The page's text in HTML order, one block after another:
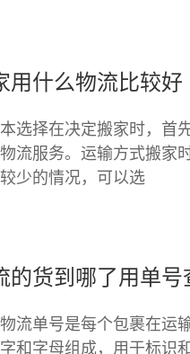
用什么物流比较好
选择在决定搬家时，首
流服务。运输方式搬家
少的情况，可以选
的货到哪了用单号
流单号是每个包裹在运
和字母组成，用于标识